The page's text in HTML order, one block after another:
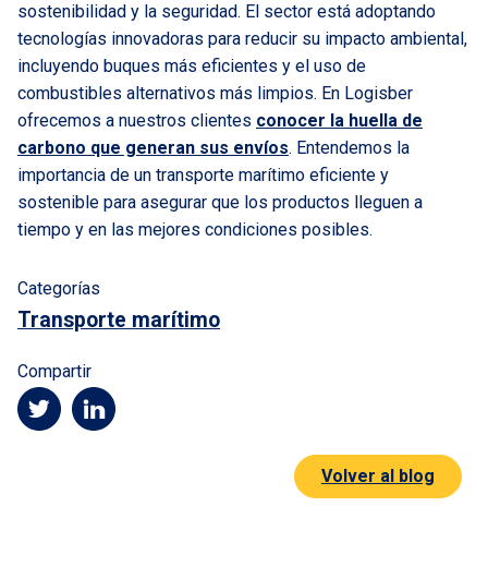
sostenibilidad y la seguridad. El sector está adoptando
tecnologías innovadoras para reducir su impacto ambiental,
incluyendo buques más eficientes y el uso de
combustibles alternativos más limpios. En Logisber
ofrecemos a nuestros clientes conocer la huella de
carbono que generan sus envíos. Entendemos la
importancia de un transporte marítimo eficiente y
sostenible para asegurar que los productos lleguen a
tiempo y en las mejores condiciones posibles.
Categorías
Transporte marítimo
Compartir
Volver al blog